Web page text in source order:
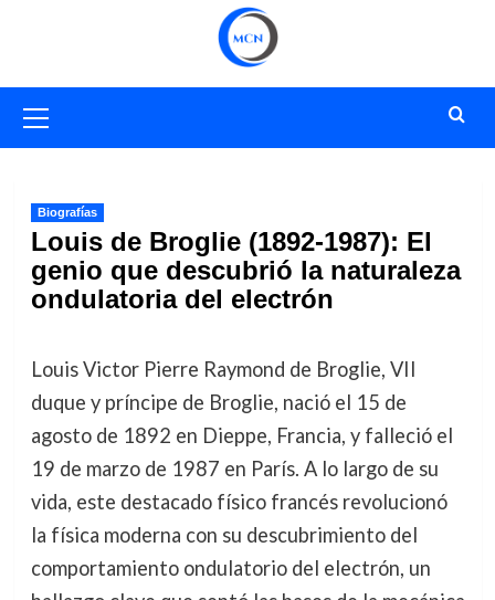
primario
Biografías
Louis de Broglie (1892-1987): El
genio que descubrió la naturaleza
ondulatoria del electrón
Louis Victor Pierre Raymond de Broglie, VII
duque y príncipe de Broglie, nació el 15 de
agosto de 1892 en Dieppe, Francia, y falleció el
19 de marzo de 1987 en París. A lo largo de su
vida, este destacado físico francés revolucionó
la física moderna con su descubrimiento del
comportamiento ondulatorio del electrón, un